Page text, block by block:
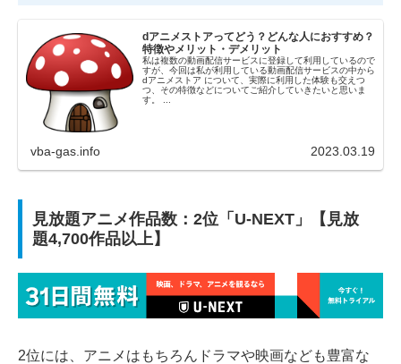
dアニメストアってどう？どんな人におすすめ？
特徴やメリット・デメリット
私は複数の動画配信サービスに登録して利用しているので
すが、今回は私が利用している動画配信サービスの中から
dアニメストア について、実際に利用した体験も交えつ
つ、その特徴などについてご紹介していきたいと思いま
す。 ...
vba-gas.info 2023.03.19
見放題アニメ作品数：2位「U-NEXT」【見放
題4,700作品以上】
2位には、アニメはもちろんドラマや映画なども豊富な